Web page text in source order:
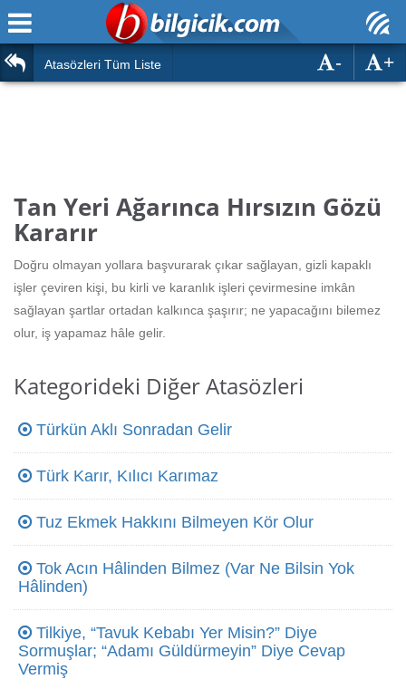
Ana Sayfa
Türk Tarihi & Kültürü
Eğitim
Diğer
Hızlı Okuma Testi
Hesaplamalar
Atasözleri Tüm Liste +
-
Tan Yeri Ağarınca Hırsızın Gözü
Kararır
Doğru olmayan yollara başvurarak çıkar sağlayan, gizli kapaklı
işler çeviren kişi, bu kirli ve karanlık işleri çevirmesine imkân
sağlayan şartlar ortadan kalkınca şaşırır; ne yapacağını bilemez
olur, iş yapamaz hâle gelir.
Kategorideki Diğer Atasözleri
Türkün Aklı Sonradan Gelir
Türk Karır, Kılıcı Karımaz
Tuz Ekmek Hakkını Bilmeyen Kör Olur
Tok Acın Hâlinden Bilmez (Var Ne Bilsin Yok
Hâlinden)
Tilkiye, “Tavuk Kebabı Yer Misin?” Diye
Sormuşlar; “Adamı Güldürmeyin” Diye Cevap
Vermiş